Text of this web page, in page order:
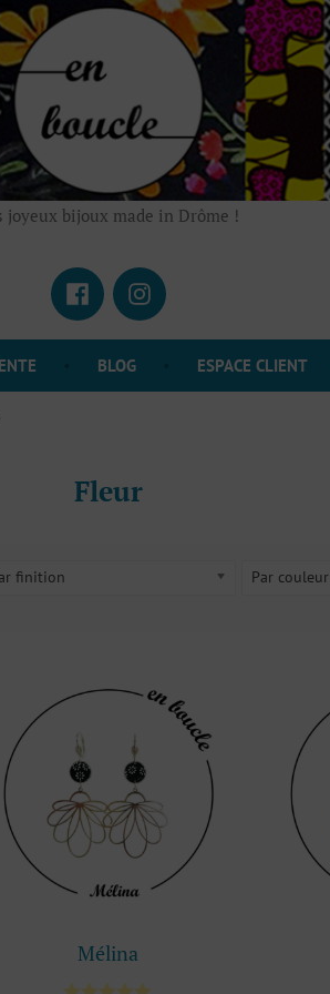
joyeux bijoux made in Drôme !
BLOG ESPACE CLIENT
FacebookInstagram
Fleur
finition Par couleur
Mélina